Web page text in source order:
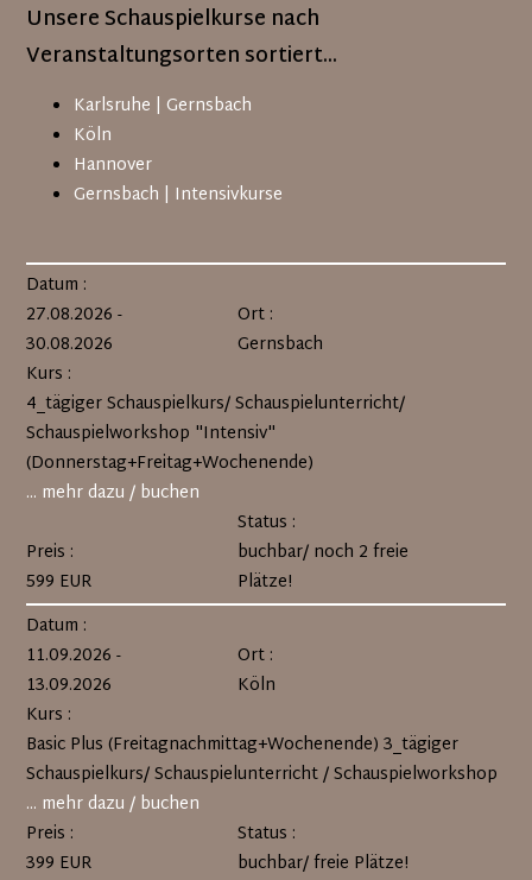
Unsere Schauspielkurse nach
Veranstaltungsorten sortiert...
Navigation
überspringen
Karlsruhe | Gernsbach
Köln
Hannover
Gernsbach | Intensivkurse
Datum :
27.08.2026 -
30.08.2026
Ort :
Gernsbach
Kurs :
4_tägiger Schauspielkurs/ Schauspielunterricht/
Schauspielworkshop "Intensiv"
(Donnerstag+Freitag+Wochenende)
... mehr dazu / buchen
Preis :
599 EUR
Status :
buchbar/ noch 2 freie
Plätze!
Datum :
11.09.2026 -
13.09.2026
Ort :
Köln
Kurs :
Basic Plus (Freitagnachmittag+Wochenende) 3_tägiger
Schauspielkurs/ Schauspielunterricht / Schauspielworkshop
... mehr dazu / buchen
Preis :
399 EUR
Status :
buchbar/ freie Plätze!